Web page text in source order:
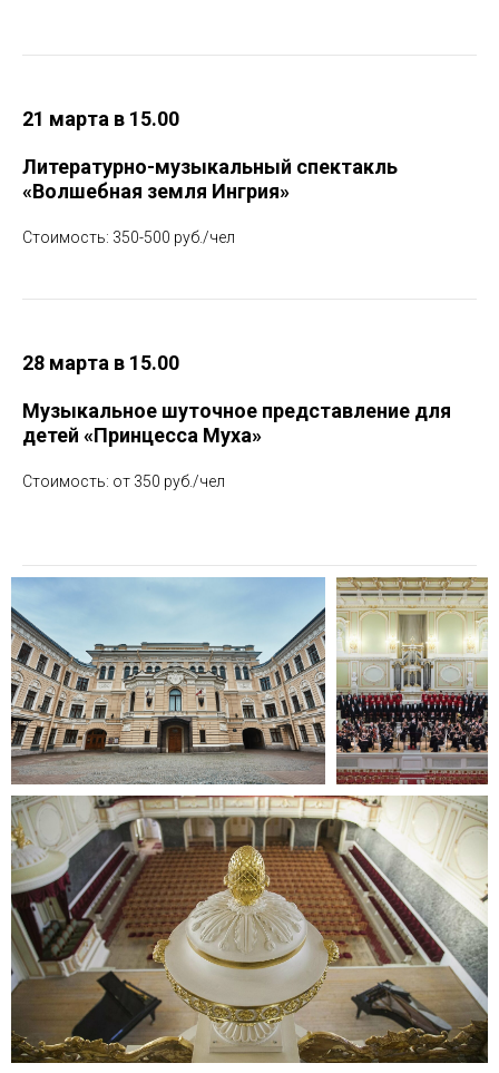
21 марта в 15.00
Литературно-музыкальный спектакль
«Волшебная земля Ингрия»
Стоимость: 350-500 руб./чел
28 марта в 15.00
Музыкальное шуточное представление для
детей «Принцесса Муха»
Стоимость: от 350 руб./чел